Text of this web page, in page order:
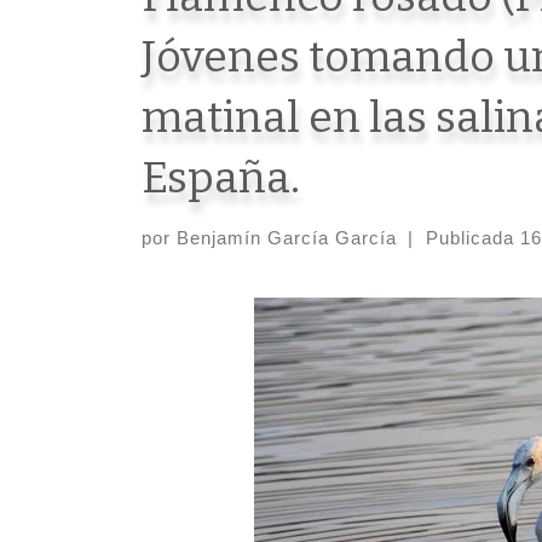
Jóvenes tomando
matinal en las
España.
por Benjamín García García | Publicada